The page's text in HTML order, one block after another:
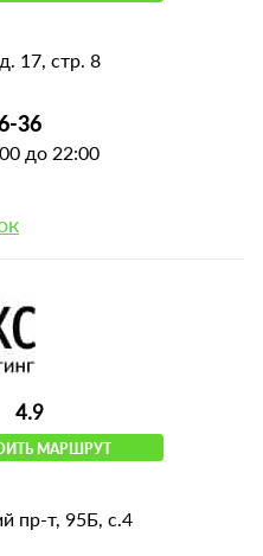
17, стр. 8
36
до 22:00
4.9
МАРШРУТ
пр-т, 95Б, с.4